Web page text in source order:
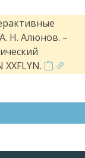
Н. Алюнов. –